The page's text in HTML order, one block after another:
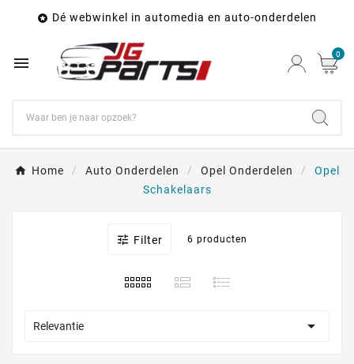
 Dé webwinkel in automedia en auto-onderdelen
 0
Home Auto Onderdelen Opel Onderdelen
Opel
Schakelaars
 Filter 6 producten
Relevantie 